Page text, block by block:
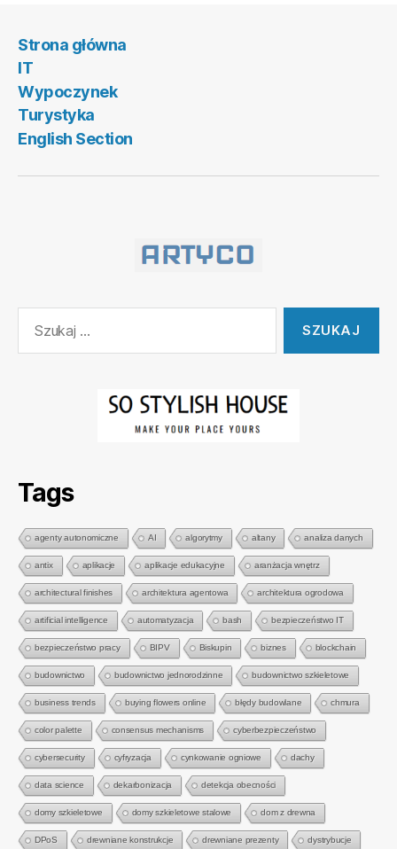
Strona główna
IT
Wypoczynek
Turystyka
English Section
Tags
agenty autonomiczne AI algorytmy altany analiza danych
antix aplikacje aplikacje edukacyjne aranżacja wnętrz
architectural finishes architektura agentowa architektura ogrodowa
artificial intelligence automatyzacja bash bezpieczeństwo IT
bezpieczeństwo pracy BIPV Biskupin biznes blockchain
budownictwo budownictwo jednorodzinne budownictwo szkieletowe
business trends buying flowers online błędy budowlane chmura
color palette consensus mechanisms cyberbezpieczeństwo
cybersecurity cyfryzacja cynkowanie ogniowe dachy
data science dekarbonizacja detekcja obecności
domy szkieletowe domy szkieletowe stalowe dom z drewna
DPoS drewniane konstrukcje drewniane prezenty dystrybucje